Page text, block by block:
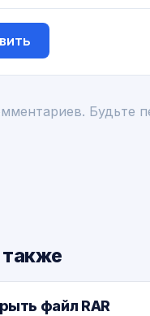
Будьте
также
файл RAR